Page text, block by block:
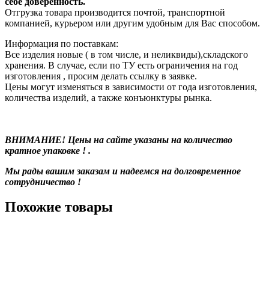
Отгрузка товара производится почтой, транспортной
компанией, курьером или другим удобным для Вас способом.
Информация по поставкам:
Все изделия новые ( в том числе, и неликвиды),складского
хранения. В случае, если по ТУ есть ограничения на год
изготовления , просим делать ссылку в заявке.
Цены могут изменяться в зависимости от года изготовления,
количества изделий, а также конъюнктуры рынка.
ВНИМАНИЕ! Цены на сайте указаны на количество
кратное упаковке ! .
Мы рады вашим заказам и надеемся на долговременное
сотрудничество !
Похожие товары